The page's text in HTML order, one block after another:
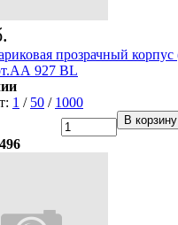
прозрачный
927 BL
1 / 50 / 1000
В корзину